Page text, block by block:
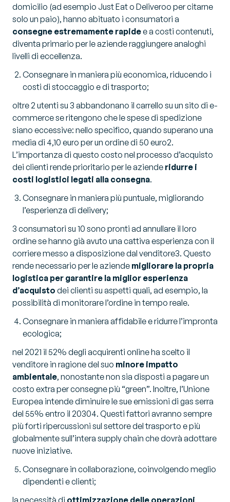
domicilio (ad esempio Just Eat o Deliveroo per citarne
solo un paio), hanno abituato i consumatori a
consegne estremamente rapidee a costi contenuti,
diventa primario per le aziende raggiungere analoghi
livelli di eccellenza.
Consegnare in maniera più economica, riducendo i
costi di stoccaggio e di trasporto;
oltre 2 utenti su 3 abbandonano il carrello su un sito di e-
commerce se ritengono che le spese di spedizione
siano eccessive: nello specifico, quando superano una
media di 4,10 euro per un ordine di 50 euro2.
L’importanza di questo costo nel processo d’acquisto
dei clienti rende prioritario per le aziende ridurre i
costi logistici legati alla consegna.
Consegnare in maniera più puntuale, migliorando
l’esperienza di delivery;
3 consumatori su 10 sono pronti ad annullare il loro
ordine se hanno già avuto una cattiva esperienza con il
corriere messo a disposizione dal venditore3. Questo
rende necessario per le aziende migliorare la propria
logistica per garantire la miglior esperienza
d’acquisto dei clienti su aspetti quali, ad esempio, la
possibilità di monitorare l’ordine in tempo reale.
Consegnare in maniera affidabile e ridurre l’impronta
ecologica;
nel 2021 il 52% degli acquirenti online ha scelto il
venditore in ragione del suo minore impatto
ambientale, nonostante non sia disposti a pagare un
costo extra per consegne più “green”. Inoltre, l’Unione
Europea intende diminuire le sue emissioni di gas serra
del 55% entro il 20304. Questi fattori avranno sempre
più forti ripercussioni sul settore del trasporto e più
globalmente sull’intera supply chain che dovrà adottare
nuove iniziative.
Consegnare in collaborazione, coinvolgendo meglio
dipendenti e clienti;
la necessità di ottimizzazione delle operazioni